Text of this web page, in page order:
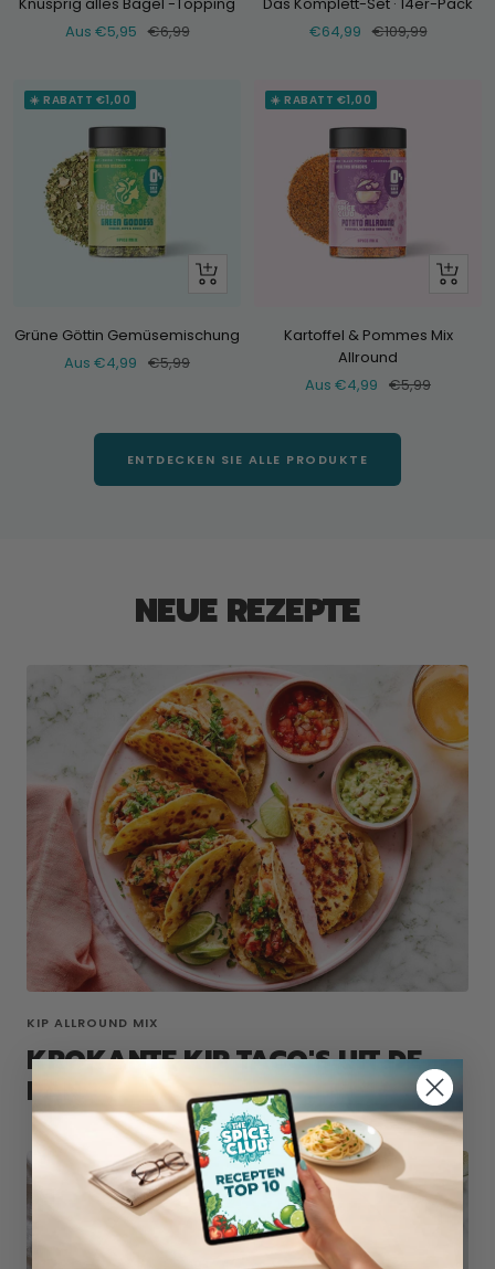
Verkaufspreis
Aus €5,95 Normaler
€6,99
Verkaufspreis
€64,99 Normaler
€109,99
☀️ RABATT €1,00
Schau
Grüne Göttin Gemüsemischung
Verkaufspreis
Aus €4,99 Normaler
€5,99
☀️ RABATT €1,00
Schau
Kartoffel & Pommes Mix
Allround
Verkaufspreis
Aus €4,99 Normaler
€5,99
ENTDECKEN SIE ALLE PRODUKTE
NEUE REZEPTE
KIP ALLROUND MIX
KROKANTE KIP TACO'S UIT DE
PAN